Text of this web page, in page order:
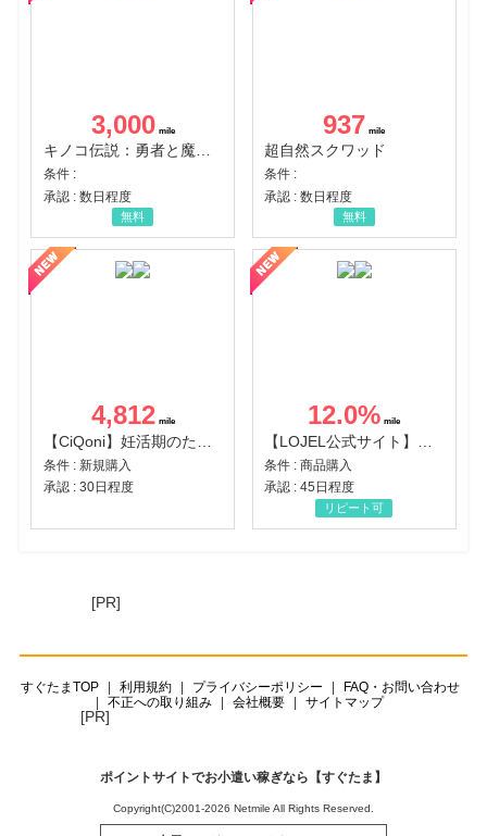
3,000
キノコ伝説：勇者と魔法のランプ
条件 :
承認 : 数日程度
無料
937
超自然スクワッド
条件 :
承認 : 数日程度
無料
4,812
条件 : 新規購入
承認 : 30日程度
12.0%
条件 : 商品購入
承認 : 45日程度
リピート可
[PR]
すぐたまTOP 利用規約 プライバシーポリシー
FAQ・お問い合わせ
不正への取り組み
会社概要 サイトマップ
[PR]
ポイントサイトでお小遣い稼ぎなら【すぐたま】
Copyright(C)2001-2026 Netmile All Rights Reserved.